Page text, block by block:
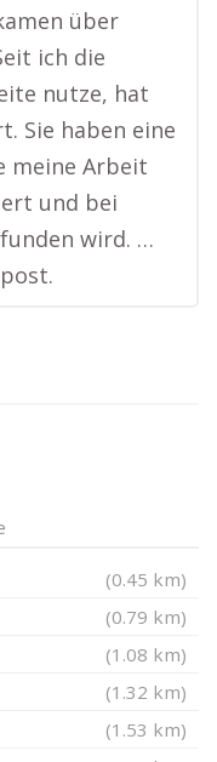
über
ich die
nutze, hat
Sie haben eine
meine Arbeit
und bei
wird. …
(0.45 km)
(0.79 km)
(1.08 km)
(1.32 km)
(1.53 km)